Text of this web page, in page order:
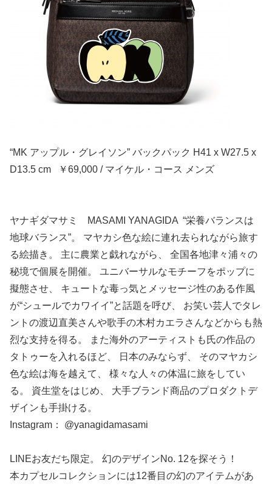
“MK アップル・グレイソン” バックパック H41 x W27.5 x
D13.5 cm ￥69,000 / マイケル・コース メンズ
ヤナギダマサミ MASAMI YANAGIDA “栄養バランスは
地球バランス”。 マヤカシ色な絵に連れ去られながら旅す
る絵描き。 主に農業と戯れながら、 全国各地津々浦々の
秘境で個展を開催。 ユニバーサルなモチーフをポップに
擬態させ、 キュートな毒っ気とメッセージ性のある作風
が“シュールでカワイイ”と話題を呼び、 お笑い芸人でタレ
ントの渡辺直美さんや歌手の木村カエラさんなどからも熱
烈な支持を得る。 また海外のアーティストも氏の作品の
タトゥーを入れるほど、 日本のみならず、 そのマヤカシ
色な絵は海を越えて、 様々な人々の体温に旅をしてい
る。 資生堂をはじめ、 大手ブランド商品のプロダクトデ
ザインも手掛ける。
Instagram： @yanagidamasami
LINEお友だち限定。 幻のデザインNo. 12を探そう！
本カプセルコレクションには12番目の幻のアイテムがあ